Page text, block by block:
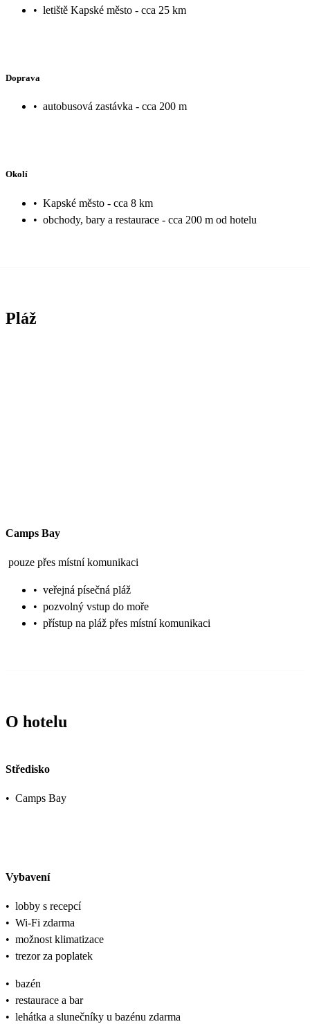
• letiště Kapské město - cca 25 km
Doprava
• autobusová zastávka - cca 200 m
Okolí
• Kapské město - cca 8 km
• obchody, bary a restaurace - cca 200 m od hotelu
Pláž
Camps Bay
pouze přes místní komunikaci
• veřejná písečná pláž
• pozvolný vstup do moře
• přístup na pláž přes místní komunikaci
O hotelu
Středisko
• Camps Bay
Vybavení
• lobby s recepcí
• Wi-Fi zdarma
• možnost klimatizace
• trezor za poplatek
• bazén
• restaurace a bar
• lehátka a slunečníky u bazénu zdarma